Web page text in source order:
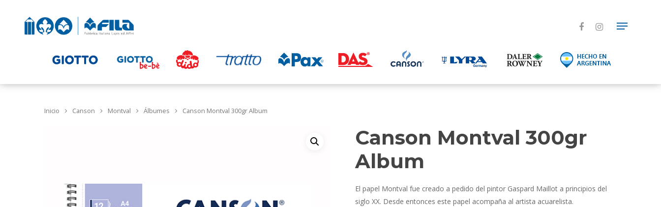
Inicio Canson Montval Álbumes Canson Montval 300gr Album
Canson Montval 300gr
Album
El papel Montval fue creado a pedido del pintor Gaspard Maillot a principios del
siglo XX. Desde entonces este papel acompaña al artista acuarelista.